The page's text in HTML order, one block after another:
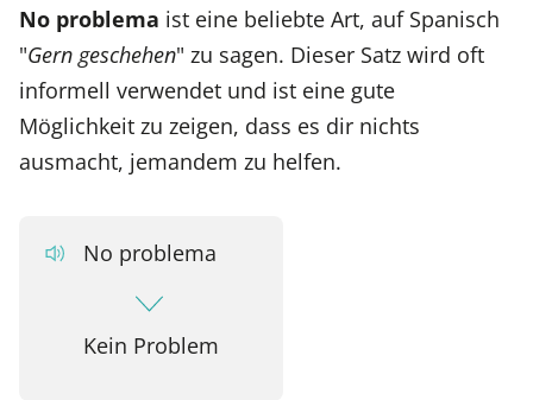
No problema ist eine beliebte Art, auf Spanisch
"Gern geschehen" zu sagen. Dieser Satz wird oft
informell verwendet und ist eine gute
Möglichkeit zu zeigen, dass es dir nichts
ausmacht, jemandem zu helfen.
No problema
Kein Problem